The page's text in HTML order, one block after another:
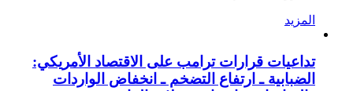
المزيد
تداعيات قرارات ترامب على الاقتصاد الأمريكي:
الضبابية ـ ارتفاع التضخم ـ انخفاض الواردات